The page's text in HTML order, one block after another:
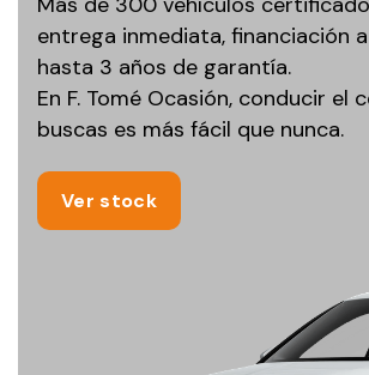
entrega inmediata, financiación
hasta 3 años de garantía.
En F. Tomé Ocasión, conducir el
buscas es más fácil que nunca.
Ver stock